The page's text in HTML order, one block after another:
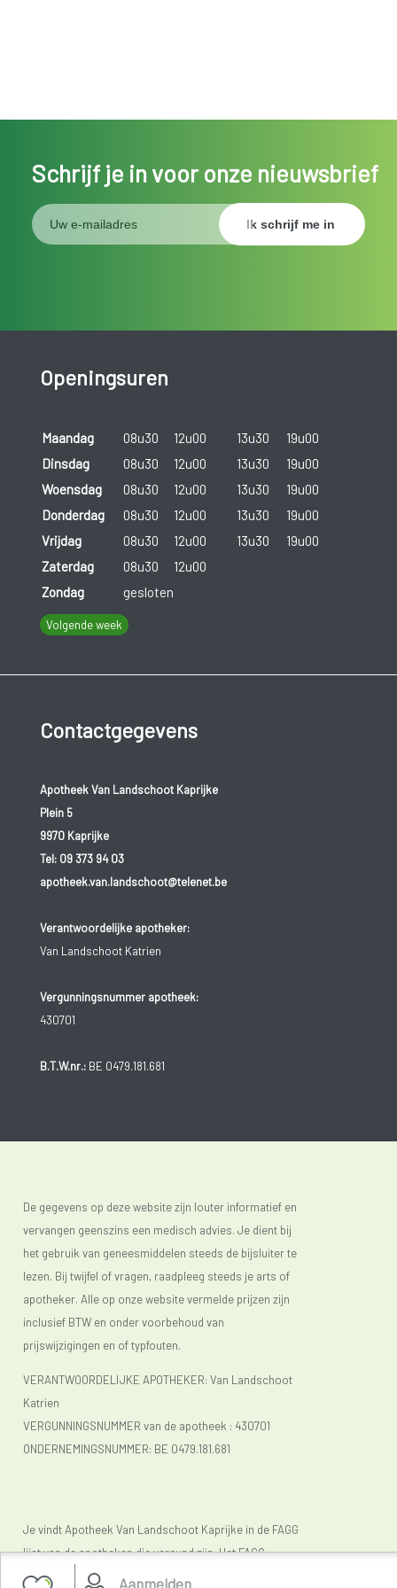
Aanmelden
Schrijf je in voor onze nieuwsbrief
Openingsuren
Maandag 08u30 12u00 13u30
19u00
Dinsdag
08u30 12u00 13u30
19u00
Woensdag
08u30 12u00 13u30
19u00
Donderdag
08u30 12u00 13u30
19u00
Vrijdag
08u30 12u00 13u30
19u00
Zaterdag
08u30
12u00
Zondag
gesloten
Volgende week
Contactgegevens
Apotheek Van Landschoot Kaprijke
Plein 5
9970 Kaprijke
Tel: 09 373 94 03
apotheek.van.landschoot@telenet.be
Verantwoordelijke apotheker:
Van Landschoot Katrien
Vergunningsnummer apotheek:
430701
B.T.W.nr.:BE 0479.181.681
De gegevens op deze website zijn louter informatief en
vervangen geenszins een medisch advies. Je dient bij
het gebruik van geneesmiddelen steeds de bijsluiter te
lezen. Bij twijfel of vragen, raadpleeg steeds je arts of
apotheker. Alle op onze website vermelde prijzen zijn
inclusief BTW en onder voorbehoud van
prijswijzigingen en of typfouten.
VERANTWOORDELIJKE APOTHEKER: Van Landschoot
Katrien
VERGUNNINGSNUMMER van de apotheek : 430701
ONDERNEMINGSNUMMER: BE 0479.181.681
Je vindt Apotheek Van Landschoot Kaprijke in de FAGG
lijst van de apotheken die vergund zijn. Het FAGG
(www.fagg.be)controleert de wettelikheid van de